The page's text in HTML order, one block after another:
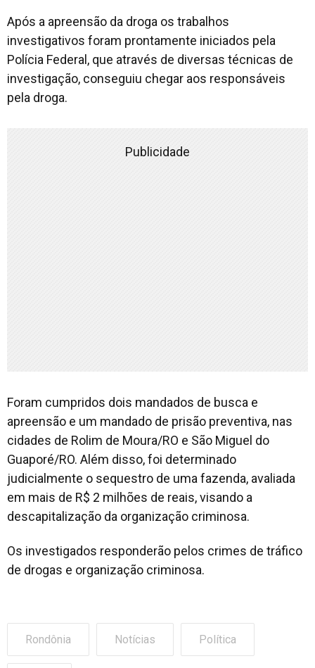
Após a apreensão da droga os trabalhos
investigativos foram prontamente iniciados pela
Polícia Federal, que através de diversas técnicas de
investigação, conseguiu chegar aos responsáveis
pela droga.
Publicidade
Foram cumpridos dois mandados de busca e
apreensão e um mandado de prisão preventiva, nas
cidades de Rolim de Moura/RO e São Miguel do
Guaporé/RO. Além disso, foi determinado
judicialmente o sequestro de uma fazenda, avaliada
em mais de R$ 2 milhões de reais, visando a
descapitalização da organização criminosa.
Os investigados responderão pelos crimes de tráfico
de drogas e organização criminosa.
Rondônia Notícias Política